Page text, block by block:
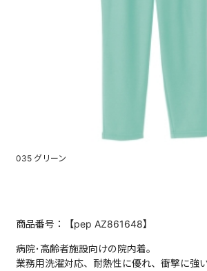
035 グリーン
商品番号：【pep AZ861648】
病院･高齢者施設向けの院内着。
業務用洗濯対応、耐熱性に優れ、衝撃に強